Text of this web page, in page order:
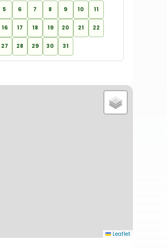
5 6 7 8 9 10 11
16 17 18 19 20 21 22
27 28 29 30 31
Leaflet